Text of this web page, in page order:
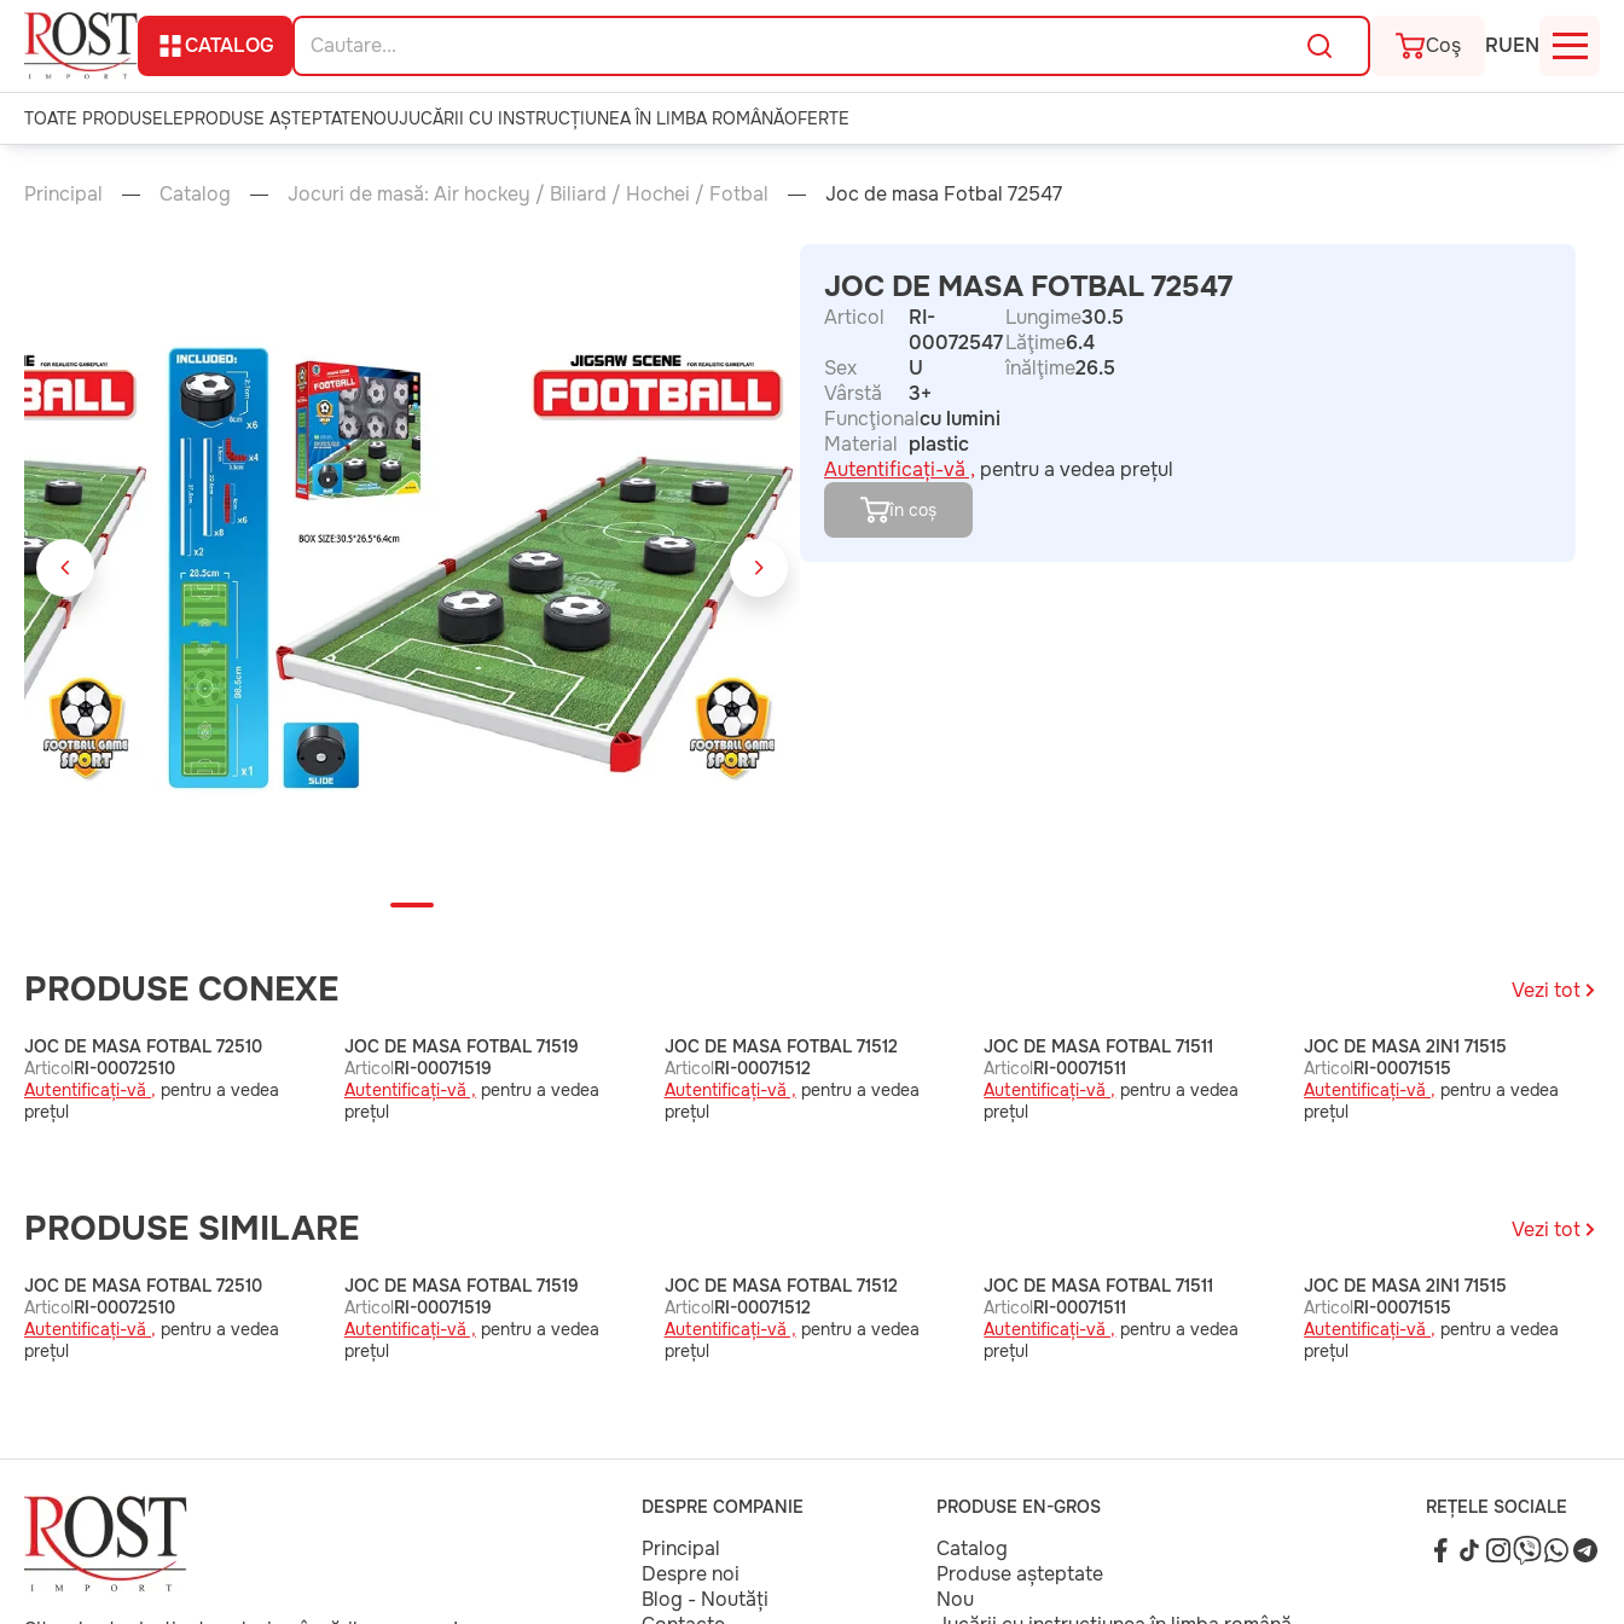
CATALOG Coş RUEN
TOATE PRODUSELEPRODUSE AȘTEPTATENOUJUCĂRII CU INSTRUCȚIUNEA ÎN LIMBA ROMÂNĂOFERTE
Principal Catalog Jocuri de masă: Air hockey / Biliard / Hochei / Fotbal Joc de masa Fotbal 72547
JOC DE MASA FOTBAL 72547
Articol
RI-
00072547
Sex
U
Vârstă
3+
Funcţionalcu lumini
Material plastic
Lungime30.5
Lăţime6.4
înălţime26.5
Autentificați-vă , pentru a vedea prețul
în coș
PRODUSE CONEXE Vezi tot
JOC DE MASA FOTBAL 72510
ArticolRI-00072510
Autentificați-vă , pentru a vedea
prețul
JOC DE MASA FOTBAL 71519
ArticolRI-00071519
Autentificați-vă , pentru a vedea
prețul
JOC DE MASA FOTBAL 71512
ArticolRI-00071512
Autentificați-vă , pentru a vedea
prețul
JOC DE MASA FOTBAL 71511
ArticolRI-00071511
Autentificați-vă , pentru a vedea
prețul
JOC DE MASA 2IN1 71515
ArticolRI-00071515
Autentificați-vă , pentru a vedea
prețul
PRODUSE SIMILARE Vezi tot
JOC DE MASA FOTBAL 72510
ArticolRI-00072510
Autentificați-vă , pentru a vedea
prețul
JOC DE MASA FOTBAL 71519
ArticolRI-00071519
Autentificați-vă , pentru a vedea
prețul
JOC DE MASA FOTBAL 71512
ArticolRI-00071512
Autentificați-vă , pentru a vedea
prețul
JOC DE MASA FOTBAL 71511
ArticolRI-00071511
Autentificați-vă , pentru a vedea
prețul
JOC DE MASA 2IN1 71515
ArticolRI-00071515
Autentificați-vă , pentru a vedea
prețul
DESPRE COMPANIE
Principal
Despre noi
Blog - Noutăți
PRODUSE EN-GROS
Catalog
Produse așteptate
Nou
REȚELE SOCIALE